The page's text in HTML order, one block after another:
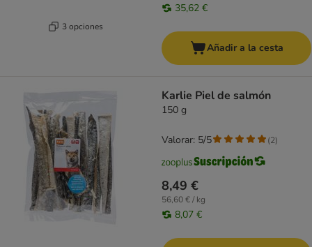
3 opciones
35,62 €
Añadir a la cesta
Karlie Piel de salmón
150 g
8,49 €
56,60 € / kg
8,07 €
Valorar: 5/5 (2)